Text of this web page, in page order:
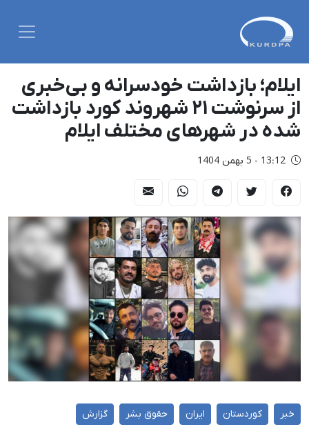
ایلام؛ بازداشت خودسرانه و بی‌خبری
از سرنوشت ۲۱ شهروند کورد بازداشت
شده در شهرهای مختلف ایلام
13:12 - 5 بهمن 1404
خبر کوردستان ایران حقوق بشر گزارش